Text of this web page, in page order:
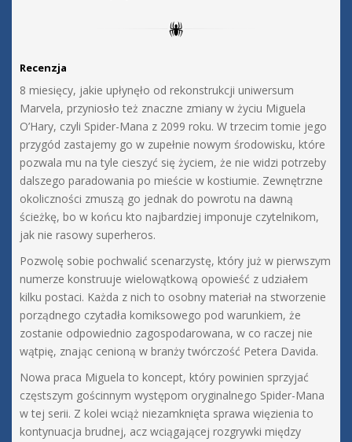
Recenzja
8 miesięcy, jakie upłynęło od rekonstrukcji uniwersum
Marvela, przyniosło też znaczne zmiany w życiu Miguela
O’Hary, czyli Spider-Mana z 2099 roku. W trzecim tomie jego
przygód zastajemy go w zupełnie nowym środowisku, które
pozwala mu na tyle cieszyć się życiem, że nie widzi potrzeby
dalszego paradowania po mieście w kostiumie. Zewnętrzne
okoliczności zmuszą go jednak do powrotu na dawną
ścieżkę, bo w końcu kto najbardziej imponuje czytelnikom,
jak nie rasowy superheros.
Pozwolę sobie pochwalić scenarzystę, który już w pierwszym
numerze konstruuje wielowątkową opowieść z udziałem
kilku postaci. Każda z nich to osobny materiał na stworzenie
porządnego czytadła komiksowego pod warunkiem, że
zostanie odpowiednio zagospodarowana, w co raczej nie
wątpię, znając cenioną w branży twórczość Petera Davida.
Nowa praca Miguela to koncept, który powinien sprzyjać
częstszym gościnnym występom oryginalnego Spider-Mana
w tej serii. Z kolei wciąż niezamknięta sprawa więzienia to
kontynuacja brudnej, acz wciągającej rozgrywki między